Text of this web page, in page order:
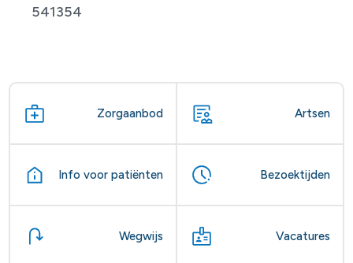
541354
Zorgaanbod Artsen
Info voor patiënten Bezoektijden
Wegwijs Vacatures